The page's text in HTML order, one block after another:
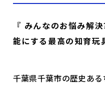
『 みんなのお悩み解
能にする最高の知育玩
千葉県千葉市の歴史あ